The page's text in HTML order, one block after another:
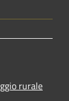
rurale